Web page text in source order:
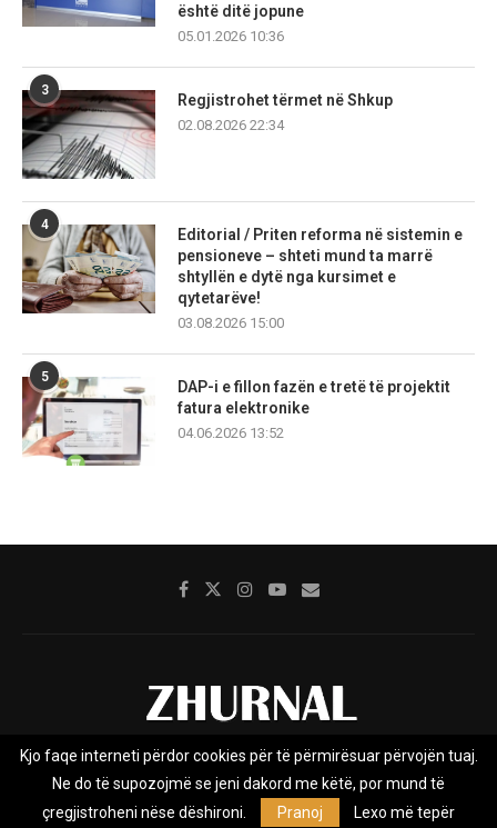
është ditë jopune
05.01.2026 10:36
3
Regjistrohet tërmet në Shkup
02.08.2026 22:34
4
Editorial / Priten reforma në sistemin e
pensioneve – shteti mund ta marrë
shtyllën e dytë nga kursimet e
qytetarëve!
03.08.2026 15:00
5
DAP-i e fillon fazën e tretë të projektit
fatura elektronike
04.06.2026 13:52
Rreth nesh Impresumi Marketing
Kontakt
Privacy Policy
Kjo faqe interneti përdor cookies për të përmirësuar përvojën tuaj.
Ne do të supozojmë se jeni dakord me këtë, por mund të
çregjistroheni nëse dëshironi.
Pranoj Lexo më tepër